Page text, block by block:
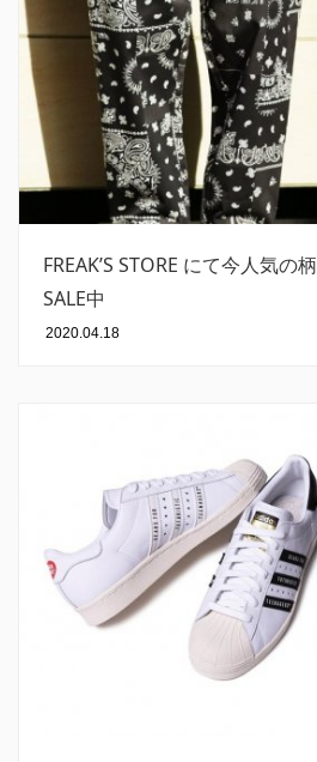
FREAK’S STORE にて今人気の
SALE中
2020.04.18